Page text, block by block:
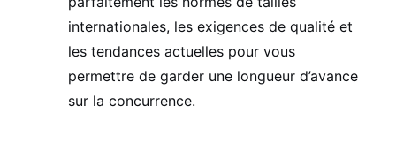
internationales, les exigences de qualité et
les tendances actuelles pour vous
permettre de garder une longueur d’avance
sur la concurrence.